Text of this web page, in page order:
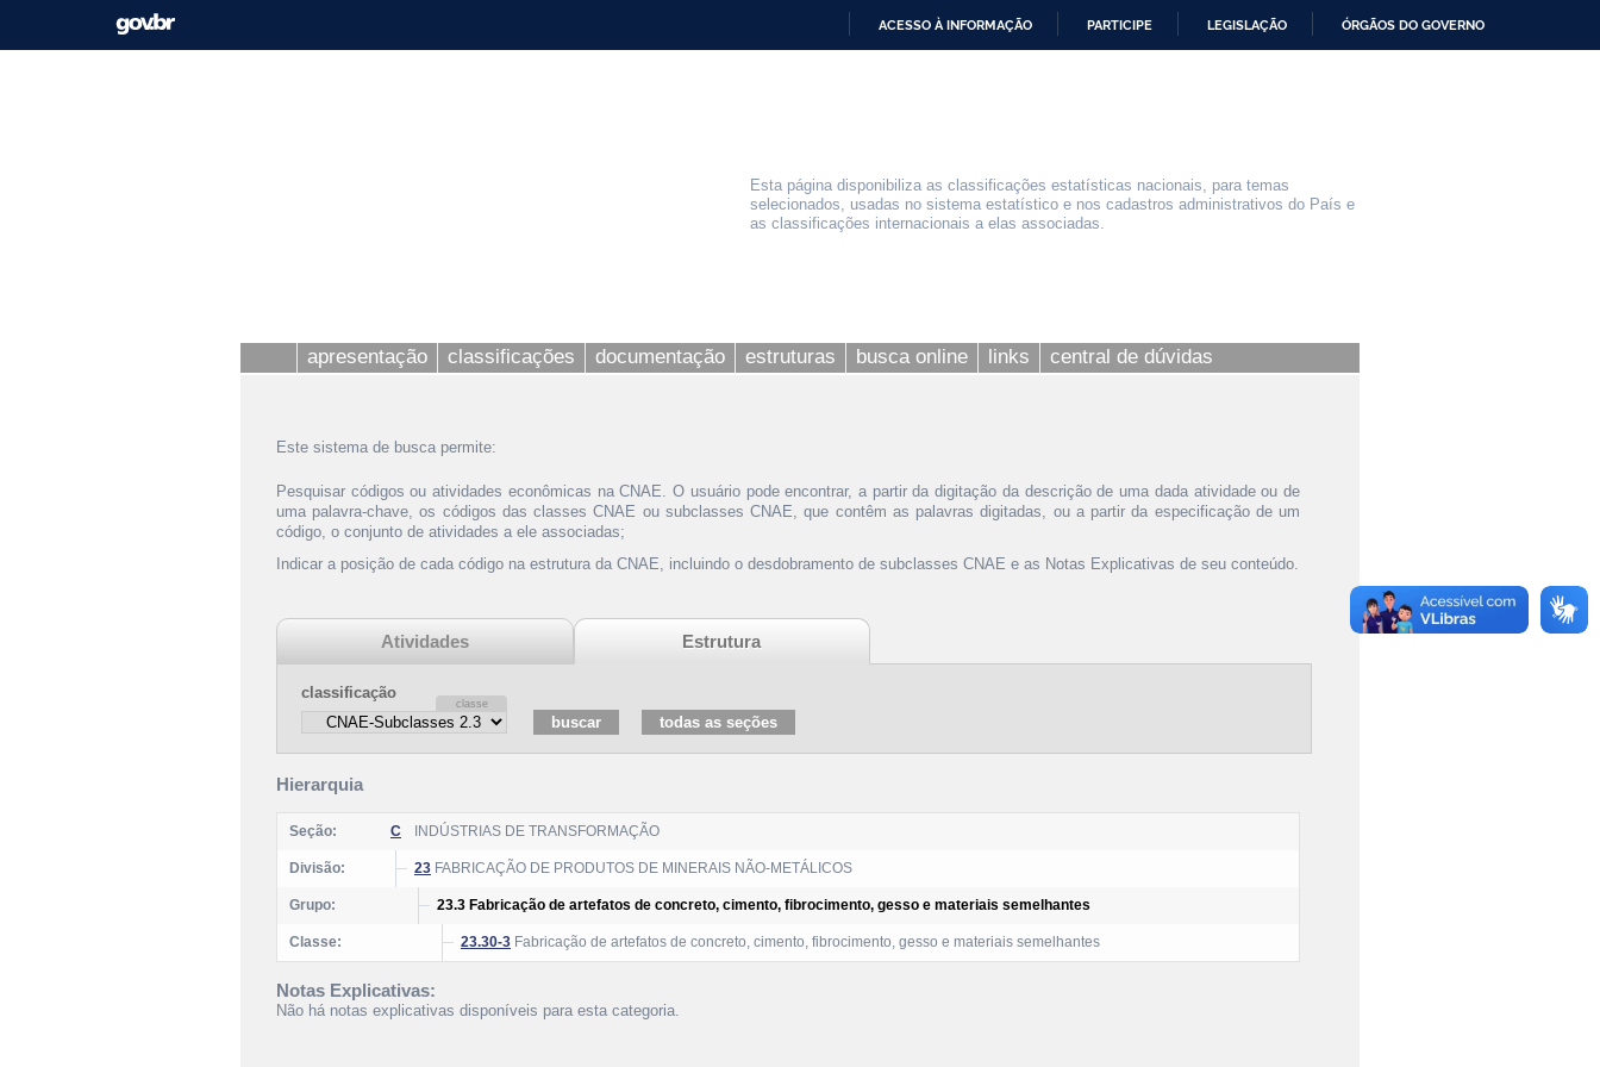
ACESSO À INFORMAÇÃO PARTICIPE LEGISLAÇÃO ÓRGÃOS DO GOVERNO
Esta página disponibiliza as classificações estatísticas nacionais, para temas
selecionados, usadas no sistema estatístico e nos cadastros administrativos do País e
as classificações internacionais a elas associadas.
apresentação classificações documentação estruturas busca online links central de dúvidas
Este sistema de busca permite:
Pesquisar códigos ou atividades econômicas na CNAE. O usuário pode encontrar, a partir da digitação da descrição de uma dada atividade ou de
uma palavra-chave, os códigos das classes CNAE ou subclasses CNAE, que contêm as palavras digitadas, ou a partir da especificação de um
código, o conjunto de atividades a ele associadas;
Indicar a posição de cada código na estrutura da CNAE, incluindo o desdobramento de subclasses CNAE e as Notas Explicativas de seu conteúdo.
Atividades Estrutura
classificação
Hierarquia
Seção: C INDÚSTRIAS DE TRANSFORMAÇÃO
Divisão: 23 FABRICAÇÃO DE PRODUTOS DE MINERAIS NÃO-METÁLICOS
Grupo: 23.3 Fabricação de artefatos de concreto, cimento, fibrocimento, gesso e materiais semelhantes
Classe: 23.30-3 Fabricação de artefatos de concreto, cimento, fibrocimento, gesso e materiais semelhantes
Notas Explicativas:
Não há notas explicativas disponíveis para esta categoria.